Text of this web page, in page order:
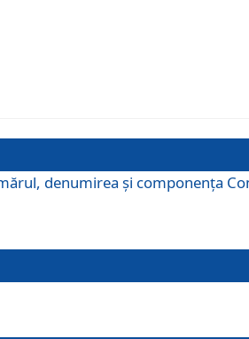
denumirea şi componenţa